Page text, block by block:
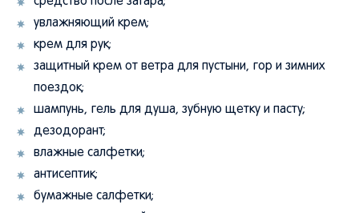
увлажняющий крем;
крем для рук;
защитный крем от ветра для пустыни, гор и зимних
поездок;
шампунь, гель для душа, зубную щетку и пасту;
дезодорант;
влажные салфетки;
антисептик;
бумажные салфетки;
репеллент в теплый сезон;